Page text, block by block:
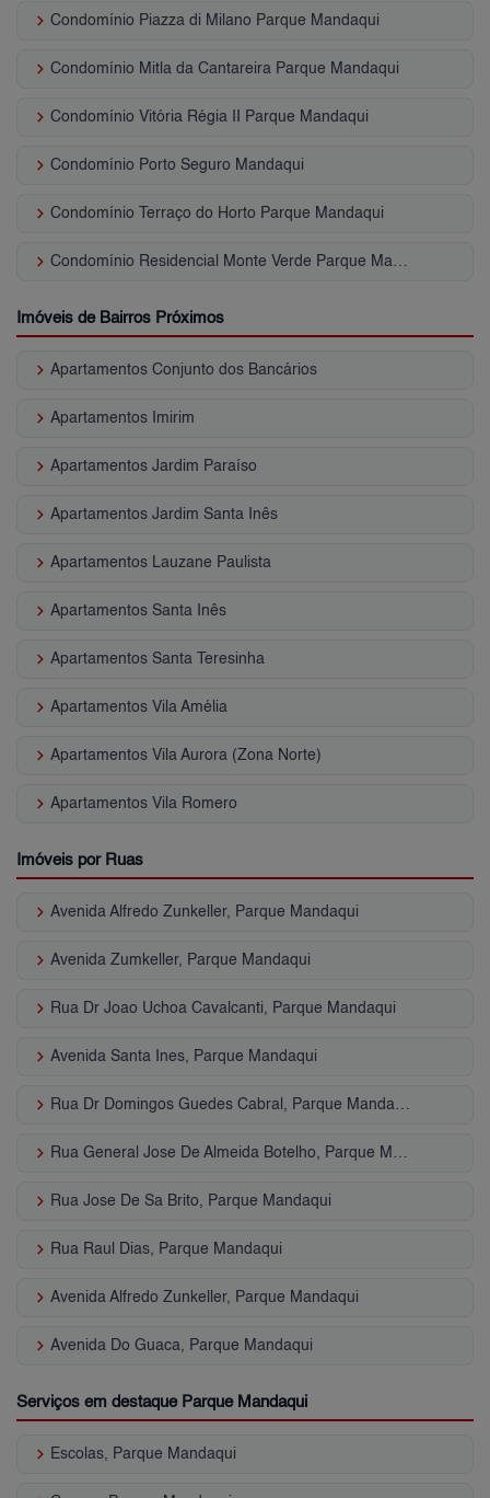
keyboard_arrow_right Condomínio Piazza di Milano Parque Mandaqui
keyboard_arrow_right Condomínio Mitla da Cantareira Parque Mandaqui
keyboard_arrow_right Condomínio Vitória Régia II Parque Mandaqui
keyboard_arrow_right Condomínio Porto Seguro Mandaqui
keyboard_arrow_right Condomínio Terraço do Horto Parque Mandaqui
keyboard_arrow_right Condomínio Residencial Monte Verde Parque Mandaqui
Imóveis de Bairros Próximos
keyboard_arrow_right Apartamentos Conjunto dos Bancários
keyboard_arrow_right Apartamentos Imirim
keyboard_arrow_right Apartamentos Jardim Paraíso
keyboard_arrow_right Apartamentos Jardim Santa Inês
keyboard_arrow_right Apartamentos Lauzane Paulista
keyboard_arrow_right Apartamentos Santa Inês
keyboard_arrow_right Apartamentos Santa Teresinha
keyboard_arrow_right Apartamentos Vila Amélia
keyboard_arrow_right Apartamentos Vila Aurora (Zona Norte)
keyboard_arrow_right Apartamentos Vila Romero
Imóveis por Ruas
keyboard_arrow_right Avenida Alfredo Zunkeller, Parque Mandaqui
keyboard_arrow_right Avenida Zumkeller, Parque Mandaqui
keyboard_arrow_right Rua Dr Joao Uchoa Cavalcanti, Parque Mandaqui
keyboard_arrow_right Avenida Santa Ines, Parque Mandaqui
keyboard_arrow_right Rua Dr Domingos Guedes Cabral, Parque Mandaqui
keyboard_arrow_right Rua General Jose De Almeida Botelho, Parque Mandaqui
keyboard_arrow_right Rua Jose De Sa Brito, Parque Mandaqui
keyboard_arrow_right Rua Raul Dias, Parque Mandaqui
keyboard_arrow_right Avenida Alfredo Zunkeller, Parque Mandaqui
keyboard_arrow_right Avenida Do Guaca, Parque Mandaqui
Serviços em destaque Parque Mandaqui
keyboard_arrow_right Escolas, Parque Mandaqui